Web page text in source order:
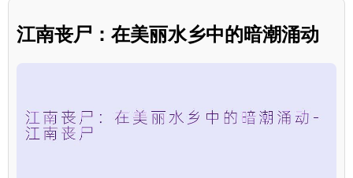
江南丧尸：在美丽水乡中的暗潮涌动